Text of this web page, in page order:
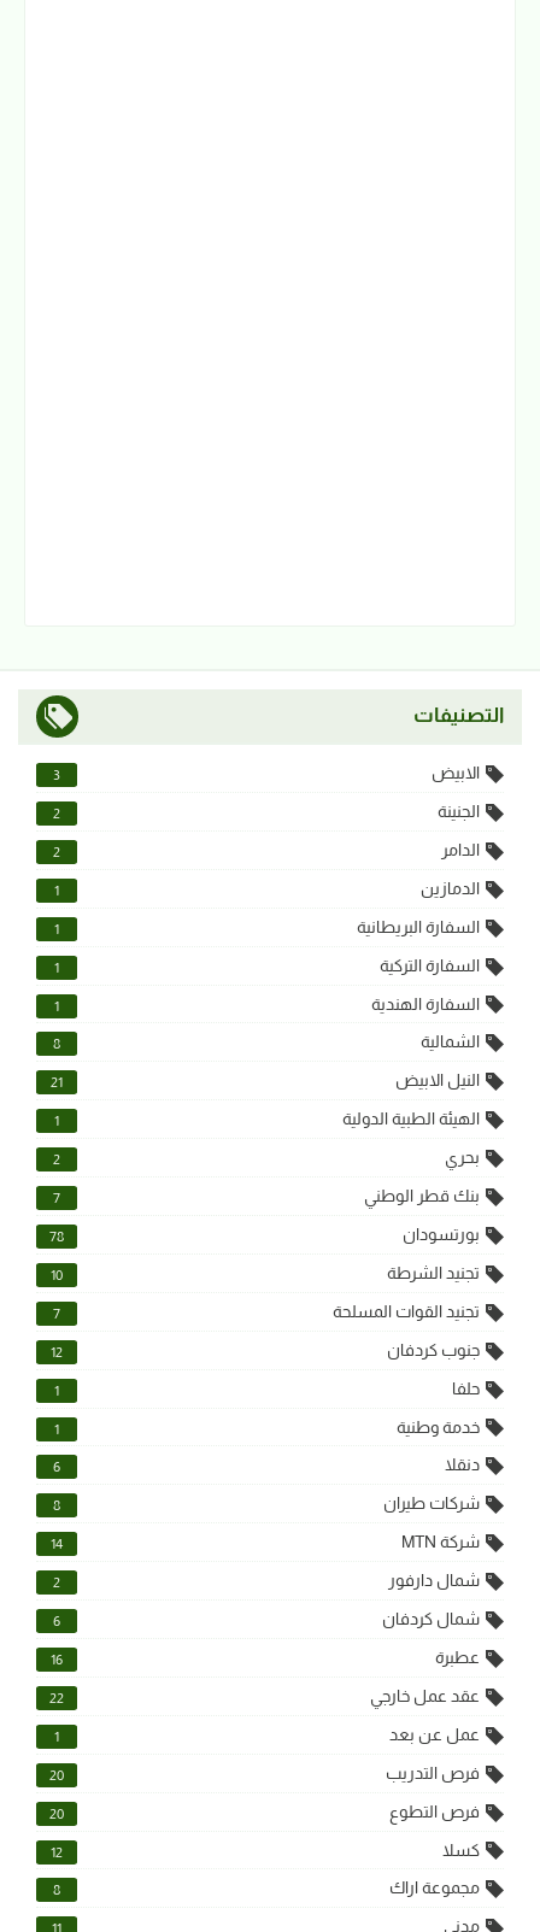
التصنيفات
الابيض 3
الجنينة 2
الدامر 2
الدمازين 1
السفارة البريطانية 1
السفارة التركية 1
السفارة الهندية 1
الشمالية 8
النيل الابيض 21
الهيئة الطبية الدولية 1
بحري 2
بنك قطر الوطني 7
بورتسودان 78
تجنيد الشرطة 10
تجنيد القوات المسلحة 7
جنوب كردفان 12
حلفا 1
خدمة وطنية 1
دنقلا 6
شركات طيران 8
شركة MTN 14
شمال دارفور 2
شمال كردفان 6
عطبرة 16
عقد عمل خارجي 22
عمل عن بعد 1
فرص التدريب 20
فرص التطوع 20
كسلا 12
مجموعة اراك 8
مدني